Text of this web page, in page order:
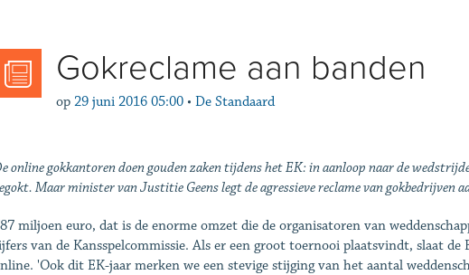
Gokreclame aan banden
op 29 juni 2016 05:00 • De Standaard
online gokkantoren doen gouden zaken ­tijdens het EK: in aanloop naar de
Maar minister van Justitie Geens legt de agressieve reclame van gokbedrijven
miljoen euro, dat is de enorme omzet die de ­organisatoren van
van de Kansspelcommissie. Als er een groot toernooi plaatsvindt, slaat de
'Ook dit EK-jaar merken we een stevige stijging van het aantal